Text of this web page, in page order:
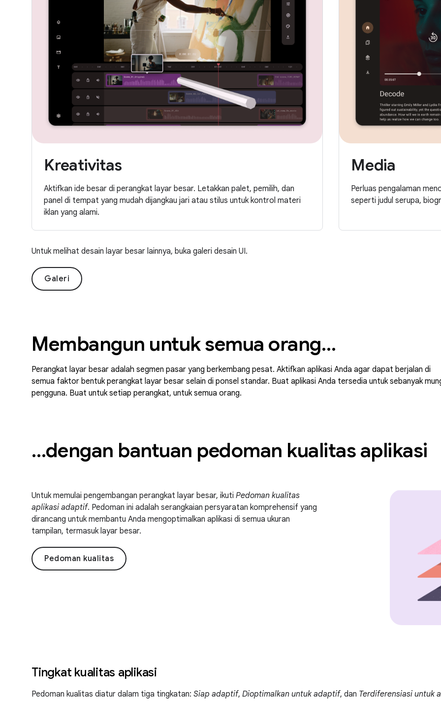
Kreativitas
Aktifkan ide besar di perangkat layar besar. Letakkan palet, pemilih, dan
panel di tempat yang mudah dijangkau jari atau stilus untuk kontrol materi
iklan yang alami.
Media
Perluas pengalaman
seperti judul serupa,
Untuk melihat desain layar besar lainnya, buka galeri desain UI.
Galeri
Membangun untuk semua orang…
Perangkat layar besar adalah segmen pasar yang berkembang pesat. Aktifkan aplikasi Anda agar dapat berjalan di
semua faktor bentuk perangkat layar besar selain di ponsel standar. Buat aplikasi Anda tersedia untuk sebanyak
pengguna. Buat untuk setiap perangkat, untuk semua orang.
…dengan bantuan pedoman kualitas aplikasi
Untuk memulai pengembangan perangkat layar besar, ikuti Pedoman kualitas
aplikasi adaptif. Pedoman ini adalah serangkaian persyaratan komprehensif yang
dirancang untuk membantu Anda mengoptimalkan aplikasi di semua ukuran
tampilan, termasuk layar besar.
Pedoman kualitas
Tingkat kualitas aplikasi
Pedoman kualitas diatur dalam tiga tingkatan: Siap adaptif, Dioptimalkan untuk adaptif, dan Terdiferensiasi untuk